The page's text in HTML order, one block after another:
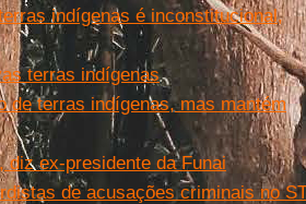
indígenas é inconstitucional,
terras indígenas
de terras indígenas, mas mantém
ex-presidente da Funai
de acusações criminais no